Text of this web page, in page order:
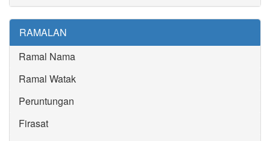
RAMALAN
Ramal Nama
Ramal Watak
Peruntungan
Firasat